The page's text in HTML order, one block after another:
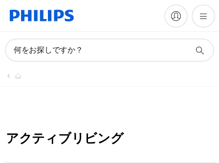
何をお探しですか？
アクティブリビング